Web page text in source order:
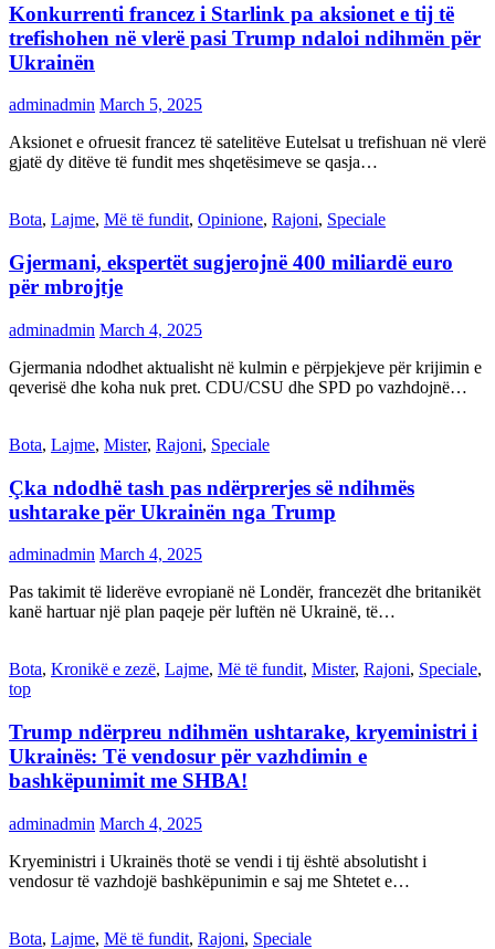
Konkurrenti francez i Starlink pa aksionet e tij të
trefishohen në vlerë pasi Trump ndaloi ndihmën për
Ukrainën
adminadmin March 5, 2025
Aksionet e ofruesit francez të satelitëve Eutelsat u trefishuan në vlerë
gjatë dy ditëve të fundit mes shqetësimeve se qasja…
Bota, Lajme, Më të fundit, Opinione, Rajoni, Speciale
Gjermani, ekspertët sugjerojnë 400 miliardë euro
për mbrojtje
adminadmin March 4, 2025
Gjermania ndodhet aktualisht në kulmin e përpjekjeve për krijimin e
qeverisë dhe koha nuk pret. CDU/CSU dhe SPD po vazhdojnë…
Bota, Lajme, Mister, Rajoni, Speciale
Çka ndodhë tash pas ndërprerjes së ndihmës
ushtarake për Ukrainën nga Trump
adminadmin March 4, 2025
Pas takimit të liderëve evropianë në Londër, francezët dhe britanikët
kanë hartuar një plan paqeje për luftën në Ukrainë, të…
Bota, Kronikë e zezë, Lajme, Më të fundit, Mister, Rajoni, Speciale,
top
Trump ndërpreu ndihmën ushtarake, kryeministri i
Ukrainës: Të vendosur për vazhdimin e
bashkëpunimit me SHBA!
adminadmin March 4, 2025
Kryeministri i Ukrainës thotë se vendi i tij është absolutisht i
vendosur të vazhdojë bashkëpunimin e saj me Shtetet e…
Bota, Lajme, Më të fundit, Rajoni, Speciale